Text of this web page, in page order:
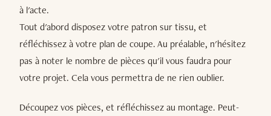
à l'acte.
Tout d'abord disposez votre patron sur tissu, et
réfléchissez à votre plan de coupe. Au préalable, n'hésitez
pas à noter le nombre de pièces qu'il vous faudra pour
votre projet. Cela vous permettra de ne rien oublier.
Découpez vos pièces, et réfléchissez au montage. Peut-